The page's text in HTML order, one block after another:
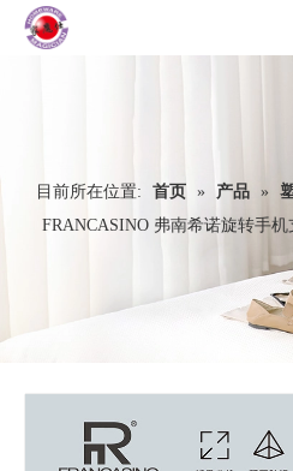
目前所在位置: 首页 » 产品 »
FRANCASINO 弗南希诺旋转手机